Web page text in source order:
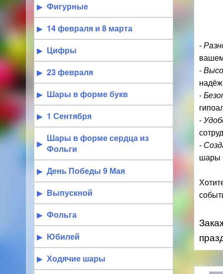
Фигурные
14 февраля и 8 марта
Цифры
23 февраля
Шары в форме букв
1 Сентября
Шары в форме сердца из
Фольги
День Победы 9 Мая
Выпускной
Фольга
Юбилей
Ходячие шары
-
-
-
-
-
шары